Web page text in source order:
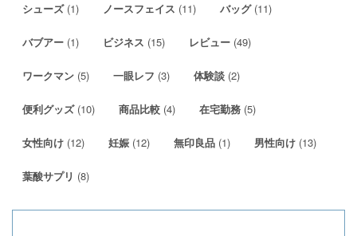
シューズ(1) ノースフェイス (11) バッグ(11)
バブアー (1) ビジネス (15) レビュー (49)
ワークマン (5) 一眼レフ (3) 体験談 (2)
便利グッズ(10) 商品比較 (4) 在宅勤務 (5)
女性向け (12) 妊娠 (12) 無印良品 (1) 男性向け (13)
葉酸サプリ (8)